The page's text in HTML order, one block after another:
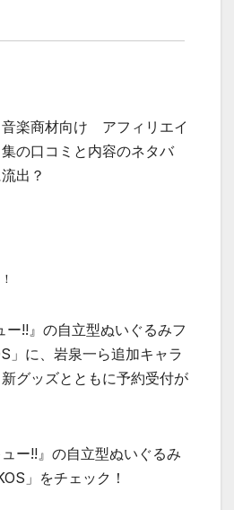
楽商材向け アフィリエイ
の口コミと内容のネタバ
出？
!!』の自立型ぬいぐるみフ
」に、岩泉一ら追加キャラ
グッズとともに予約受付が
ュー!!』の自立型ぬいぐるみ
」をチェック！